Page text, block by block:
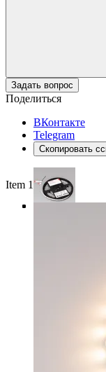
Задать вопрос
Поделиться
ВКонтакте
Telegram
Скопировать
Item 1 of 4